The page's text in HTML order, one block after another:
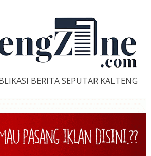
BERITA SEPUTAR KALTENG